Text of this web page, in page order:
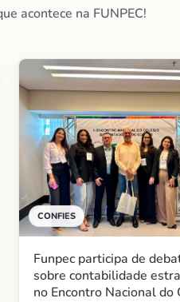
acontece na FUNPEC!
CONFIES
Funpec participa de
sobre contabilidade
no Encontro Nacional do